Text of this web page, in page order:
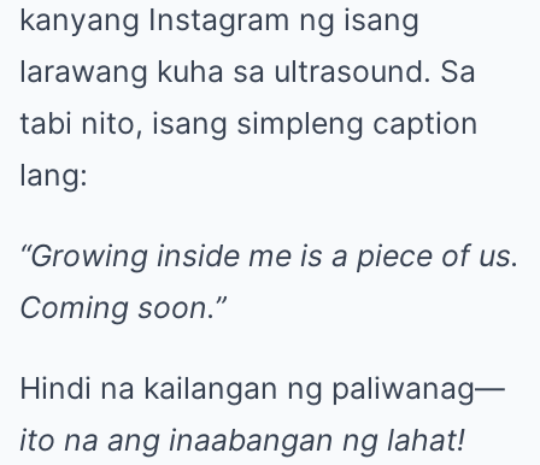
kanyang Instagram ng isang
larawang kuha sa ultrasound. Sa
tabi nito, isang simpleng caption
lang:
“Growing inside me is a piece of us.
Coming soon.”
Hindi na kailangan ng paliwanag—
ito na ang inaabangan ng lahat!